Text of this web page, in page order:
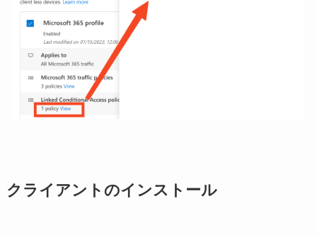
クライアントのインストール